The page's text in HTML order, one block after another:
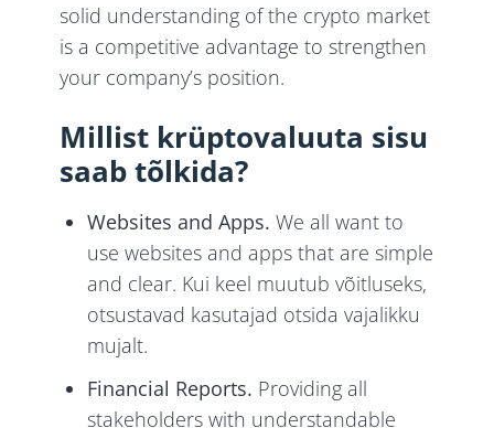
solid understanding of the crypto market
is a competitive advantage to strengthen
your company’s position.
Millist krüptovaluuta sisu
saab tõlkida?
Websites and Apps. We all want to
use websites and apps that are simple
and clear. Kui keel muutub võitluseks,
otsustavad kasutajad otsida vajalikku
mujalt.
Financial Reports. Providing all
stakeholders with understandable